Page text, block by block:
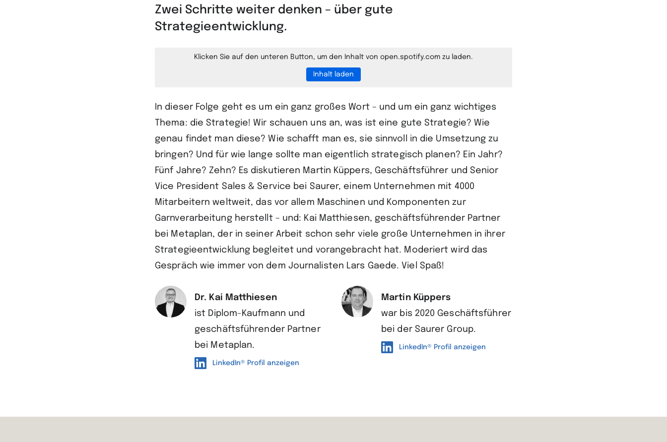
Zwei Schritte weiter denken – über gute
Strategieentwicklung.
Klicken Sie auf den unteren Button, um den Inhalt von open.spotify.com zu laden.
Inhalt laden
In dieser Folge geht es um ein ganz großes Wort – und um ein ganz wichtiges
Thema: die Strategie! Wir schauen uns an, was ist eine gute Strategie? Wie
genau findet man diese? Wie schafft man es, sie sinnvoll in die Umsetzung zu
bringen? Und für wie lange sollte man eigentlich strategisch planen? Ein Jahr?
Fünf Jahre? Zehn? Es diskutieren Martin Küppers, Geschäftsführer und Senior
Vice President Sales & Service bei Saurer, einem Unternehmen mit 4000
Mitarbeitern weltweit, das vor allem Maschinen und Komponenten zur
Garnverarbeitung herstellt – und: Kai Matthiesen, geschäftsführender Partner
bei Metaplan, der in seiner Arbeit schon sehr viele große Unternehmen in ihrer
Strategieentwicklung begleitet und vorangebracht hat. Moderiert wird das
Gespräch wie immer von dem Journalisten Lars Gaede. Viel Spaß!
Dr. Kai Matthiesen
ist Diplom-Kaufmann und
geschäftsführender Partner
bei Metaplan.
LinkedIn® Profil anzeigen
Martin Küppers
war bis 2020 Geschäftsführer
bei der Saurer Group.
LinkedIn® Profil anzeigen